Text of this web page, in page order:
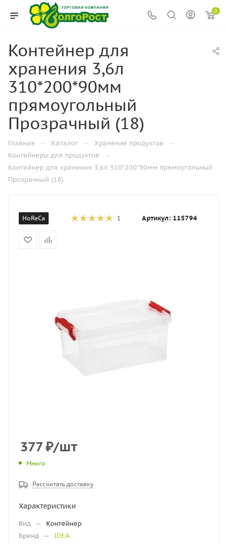
0
Контейнер для
хранения 3,6л
310*200*90мм
прямоугольный
Прозрачный (18)
Главная — Каталог — Хранение продуктов —
Контейнеры для продуктов —
Контейнер для хранения 3,6л 310*200*90мм прямоугольный
Прозрачный (18)
HoReCa 1 Артикул: 115794
377₽/шт
Много
Рассчитать доставку
Характеристики
Вид —
Контейнер
Бренд —
IDEA